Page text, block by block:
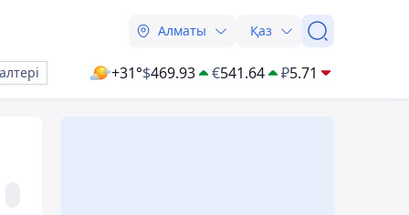
Алматы Қаз
+31°$469.93 €541.64 ₽5.71